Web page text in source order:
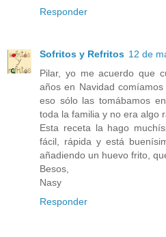
Responder
Sofritos y Refritos 12 de
Pilar, yo me acuerdo que
años en Navidad
eso sólo las tomábamos
toda la familia y no era algo
Esta receta la hago
fácil, rápida y está
añadiendo un huevo frito,
Besos,
Nasy
Responder